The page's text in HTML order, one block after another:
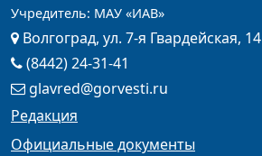
Учредитель: МАУ «ИАВ»
Волгоград, ул. 7-я Гвардейская, 14
(8442) 24-31-41
glavred@gorvesti.ru
Редакция
Официальные документы